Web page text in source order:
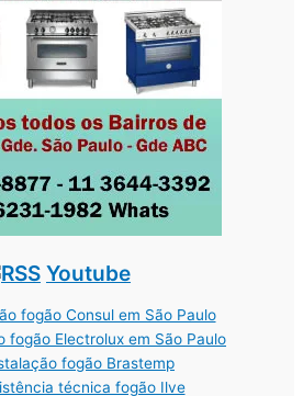
Youtube
fogão Consul em São Paulo
fogão Electrolux em São Paulo
fogão Brastemp
técnica fogão Ilve